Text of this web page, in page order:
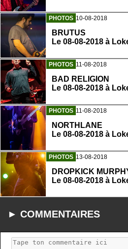
PHOTOS 10-08-2018
BRUTUS
Le 08-08-2018 à
PHOTOS 11-08-2018
BAD RELIGION
Le 08-08-2018 à
PHOTOS 11-08-2018
NORTHLANE
Le 08-08-2018 à
PHOTOS 13-08-2018
DROPKICK
Le 08-08-2018 à
► COMMENTAIRES